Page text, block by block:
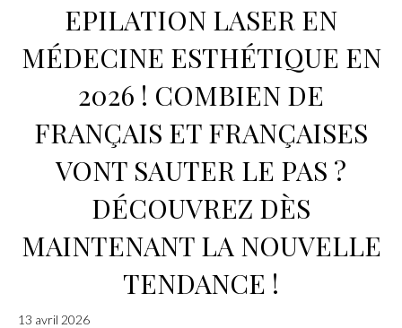
EPILATION LASER EN
MÉDECINE ESTHÉTIQUE EN
2026 ! COMBIEN DE
FRANÇAIS ET FRANÇAISES
VONT SAUTER LE PAS ?
DÉCOUVREZ DÈS
MAINTENANT LA NOUVELLE
TENDANCE !
13 avril 2026